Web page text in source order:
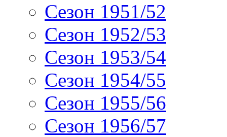
Сезон 1951/52
Сезон 1952/53
Сезон 1953/54
Сезон 1954/55
Сезон 1955/56
Сезон 1956/57